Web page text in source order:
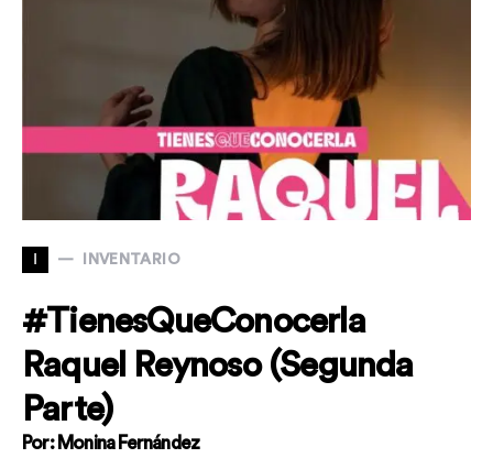
I INVENTARIO
#TienesQueConocerla
Raquel Reynoso (Segunda
Parte)
Por: Monina Fernández